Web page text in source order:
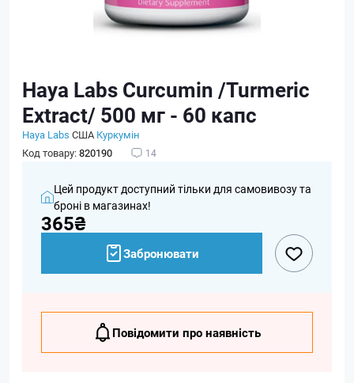
Haya Labs Curcumin /Turmeric
Extract/ 500 мг - 60 капс
Haya Labs США Куркумін
Код товару:820190 14
Цей продукт доступний тільки для самовивозу та
броні в магазинах!
365₴
Забронювати
Повідомити про наявність